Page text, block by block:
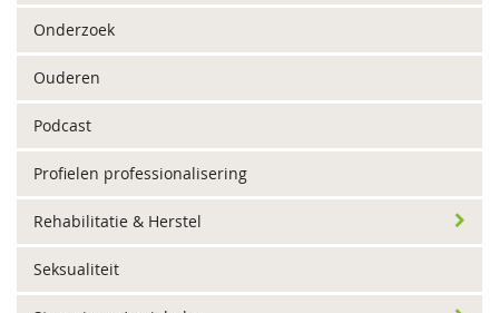
Onderzoek
Ouderen
Podcast
Profielen professionalisering
Rehabilitatie & Herstel
Seksualiteit